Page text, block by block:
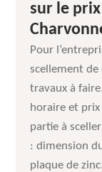
sur le
Pour
scellement
travaux à
horaire et prix
partie à
: dimension
plaque de